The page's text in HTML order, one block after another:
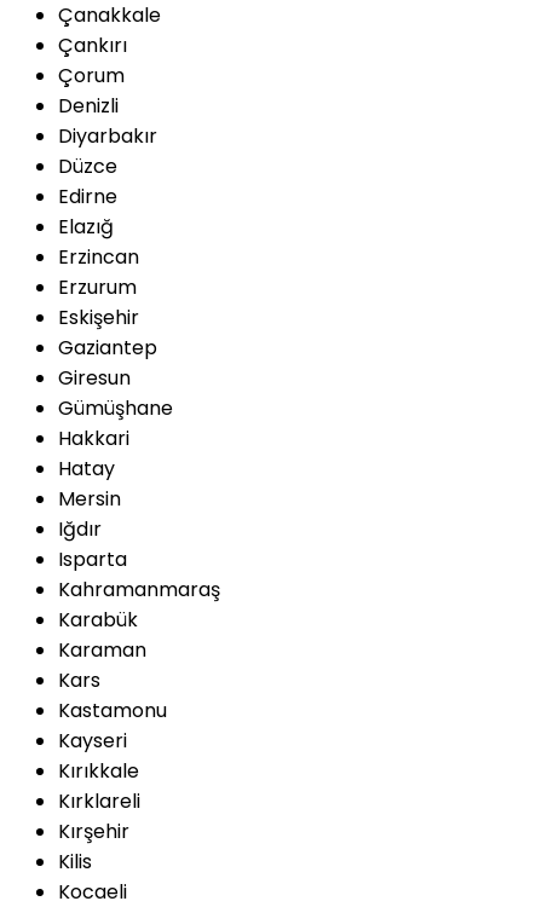
Çanakkale
Çankırı
Çorum
Denizli
Diyarbakır
Düzce
Edirne
Elazığ
Erzincan
Erzurum
Eskişehir
Gaziantep
Giresun
Gümüşhane
Hakkari
Hatay
Mersin
Iğdır
Isparta
Kahramanmaraş
Karabük
Karaman
Kars
Kastamonu
Kayseri
Kırıkkale
Kırklareli
Kırşehir
Kilis
Kocaeli